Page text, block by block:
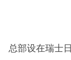
总部设在瑞士